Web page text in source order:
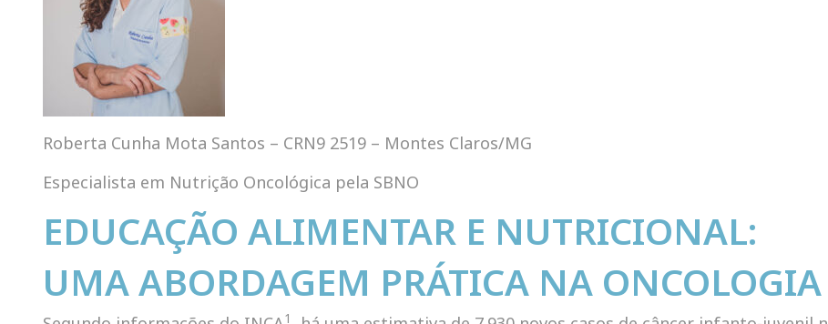
Roberta Cunha Mota Santos – CRN9 2519 – Montes Claros/MG
Especialista em Nutrição Oncológica pela SBNO
EDUCAÇÃO ALIMENTAR E NUTRICIONAL:
UMA ABORDAGEM PRÁTICA NA
1